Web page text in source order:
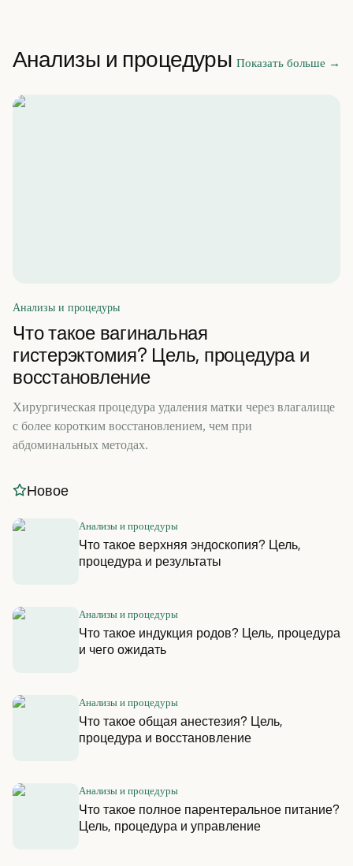
Анализы и процедуры Показать больше →
Анализы и процедуры
Что такое вагинальная
гистерэктомия? Цель, процедура и
восстановление
Хирургическая процедура удаления матки через влагалище
с более коротким восстановлением, чем при
абдоминальных методах.
Новое
Анализы и процедуры
Что такое верхняя эндоскопия? Цель,
процедура и результаты
Анализы и процедуры
Что такое индукция родов? Цель, процедура
и чего ожидать
Анализы и процедуры
Что такое общая анестезия? Цель,
процедура и восстановление
Анализы и процедуры
Что такое полное парентеральное питание?
Цель, процедура и управление